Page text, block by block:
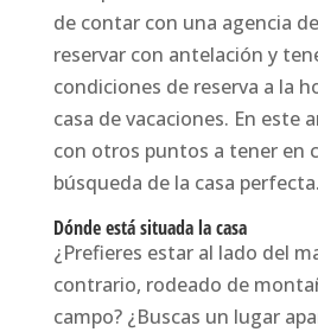
de contar con una agencia
reservar con antelación y
condiciones de reserva a la
casa de vacaciones. En este
con otros puntos a tener en
búsqueda de la casa perfecta.
Dónde está situada la casa
¿Prefieres estar al lado del
contrario, rodeado de
campo? ¿Buscas un lugar